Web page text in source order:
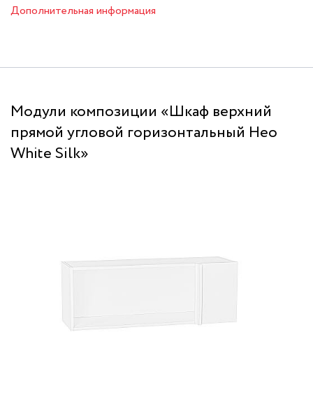
Дополнительная информация
Модули композиции «Шкаф верхний
прямой угловой горизонтальный Нео
White Silk»